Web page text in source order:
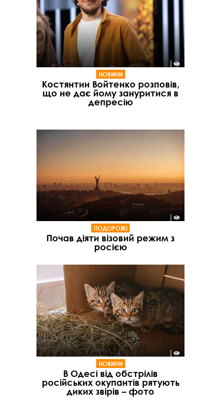
НОВИНИ
Костянтин Войтенко розповів,
що не дає йому зануритися в
депресію
ПОДОРОЖІ
Почав діяти візовий режим з
росією
НОВИНИ
В Одесі від обстрілів
російських окупантів рятують
диких звірів – фото